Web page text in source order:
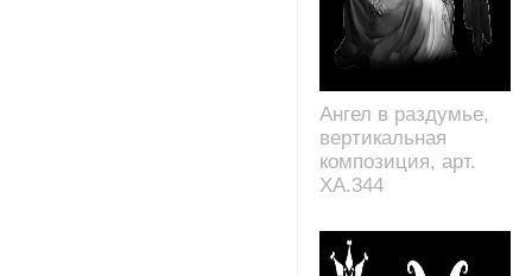
Ангел в раздумье,
вертикальная
композиция, арт.
XA.344